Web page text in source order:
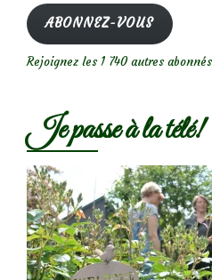
mail
ABONNEZ-VOUS
Rejoignez les 1 740 autres abonnés
Je passe à la télé!